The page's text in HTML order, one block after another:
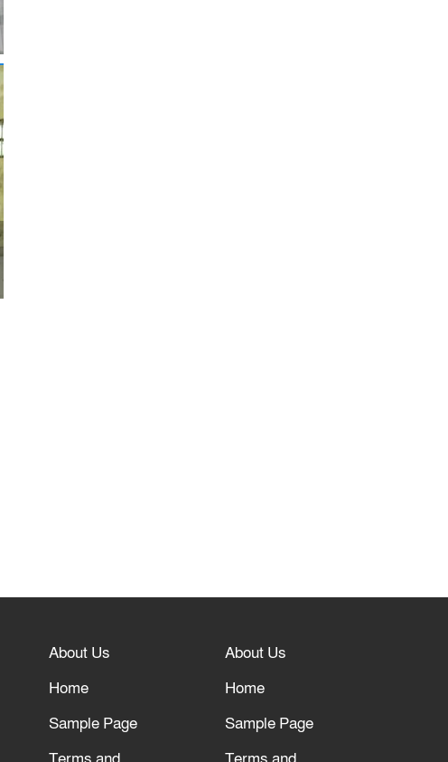
About Us
Home
Sample Page
About Us
Home
Sample Page